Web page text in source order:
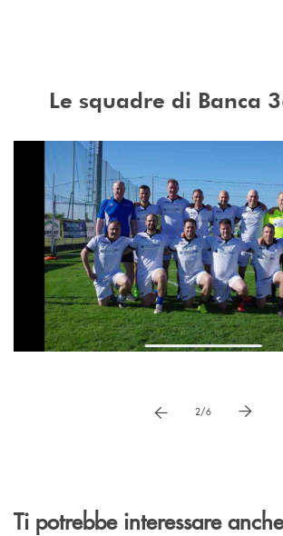
Le squadre di Banca
vai a immagne
2/6 vai a
Ti potrebbe interessare